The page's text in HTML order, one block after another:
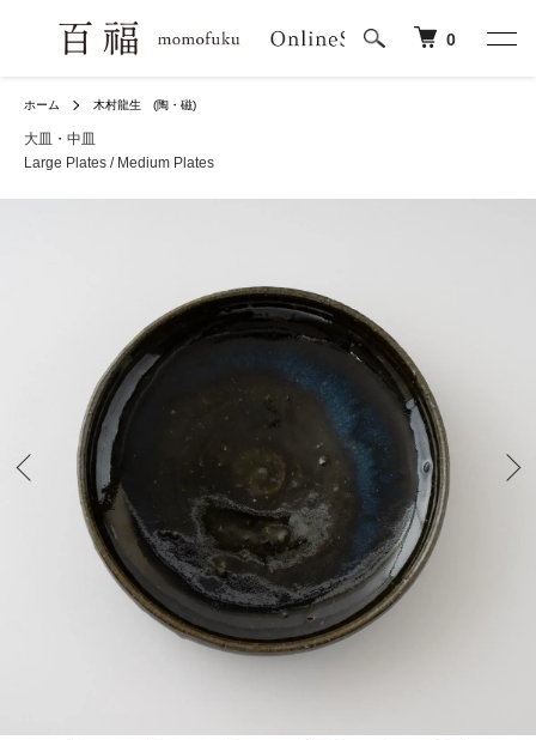
0
ホーム 木村龍生 (陶・磁)
大皿・中皿
Large Plates / Medium Plates